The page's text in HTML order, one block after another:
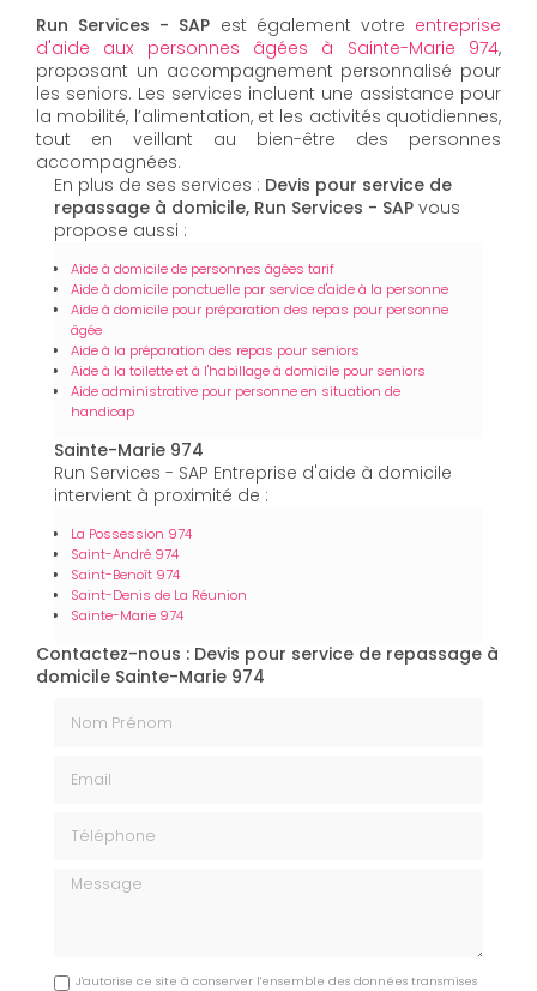
Run Services - SAP est également votre entreprise
d'aide aux personnes âgées à Sainte-Marie 974,
proposant un accompagnement personnalisé pour
les seniors. Les services incluent une assistance pour
la mobilité, l’alimentation, et les activités quotidiennes,
tout en veillant au bien-être des personnes
accompagnées.
En plus de ses services : Devis pour service de
repassage à domicile, Run Services - SAP vous
propose aussi :
Aide à domicile de personnes âgées tarif
Aide à domicile ponctuelle par service d'aide à la personne
Aide à domicile pour préparation des repas pour personne
âgée
Aide à la préparation des repas pour seniors
Aide à la toilette et à l'habillage à domicile pour seniors
Aide administrative pour personne en situation de
handicap
Sainte-Marie 974
Run Services - SAP Entreprise d'aide à domicile
intervient à proximité de :
La Possession 974
Saint-André 974
Saint-Benoît 974
Saint-Denis de La Réunion
Sainte-Marie 974
Contactez-nous : Devis pour service de repassage à
domicile Sainte-Marie 974
Message
J'autorise ce site à conserver l'ensemble des données transmises